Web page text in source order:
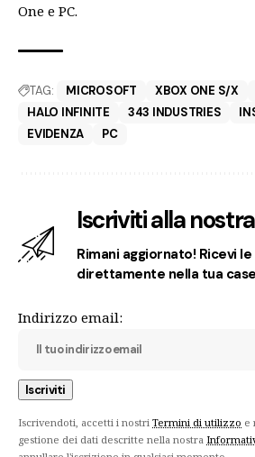
One e PC.
TAG: MICROSOFT XBOX ONE S/X
HALO INFINITE
343 INDUSTRIES
EVIDENZA
PC
Iscriviti alla
Rimani aggiornato! Ricevi
direttamente nella tua
Indirizzo email:
Iscrivendoti, accetti i nostri Termini di utilizzo e
gestione dei dati descritte nella nostra